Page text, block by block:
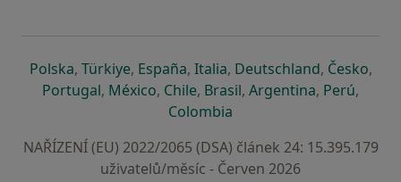
Polskase otevře v nové záložce
, Türkiyese otevře v nové záložce
, Españase otevře v nové záložce
, Italiase otevře v nové záložce
, Deutschlandse otevře v
, Českose
,
Portugalse otevře v nové záložce
, Méxicose otevře v nové záložce
, Chilese otevře v nové záložce
, Brasilse otevře v nové
, Argentinase otevře v
, Perúse
,
Colombia
NAŘÍZENÍ (EU) 2022/2065 (DSA) článek 24: 15.395.179
uživatelů/měsíc - Červen 2026